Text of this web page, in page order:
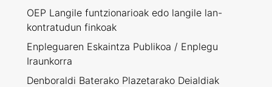
OEP Langile funtzionarioak edo langile lan-
kontratudun finkoak
Enpleguaren Eskaintza Publikoa / Enplegu
Iraunkorra
Denboraldi Baterako Plazetarako Deialdiak